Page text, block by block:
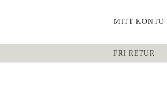
MITT KONTO
FRI RETUR